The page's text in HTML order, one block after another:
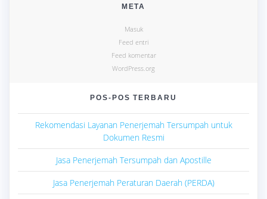
META
Masuk
Feed entri
Feed komentar
WordPress.org
POS-POS TERBARU
Rekomendasi Layanan Penerjemah Tersumpah untuk
Dokumen Resmi
Jasa Penerjemah Tersumpah dan Apostille
Jasa Penerjemah Peraturan Daerah (PERDA)